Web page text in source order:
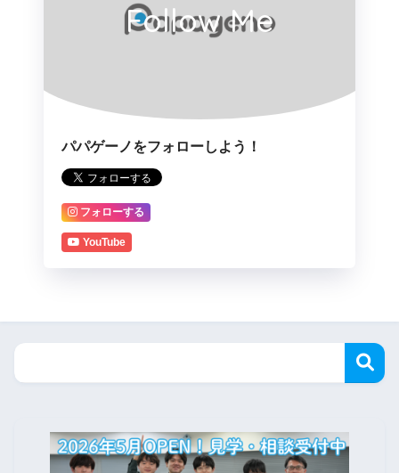
Follow Me
パパゲーノをフォローしよう！
フォローする
YouTube